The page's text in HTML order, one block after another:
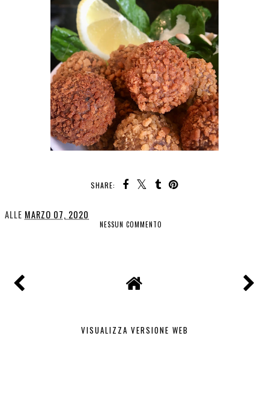
SHARE:
ALLE MARZO 07, 2020
NESSUN COMMENTO
VISUALIZZA VERSIONE WEB